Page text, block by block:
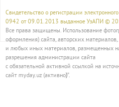
Свидетельство о регистрации
0942 от 09.01.2013 выданное УзАПИ ©
Все права защищены. Использование
оформления) сайта, авторских материалов,
и любых иных материалов, размещенных
разрешения администрации сайта
с обязательной активной ссылкой на
сайт myday.uz (активно)”.